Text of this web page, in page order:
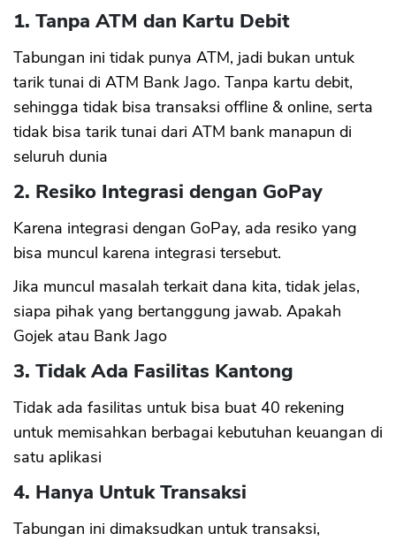
1. Tanpa ATM dan Kartu Debit
Tabungan ini tidak punya ATM, jadi bukan untuk
tarik tunai di ATM Bank Jago. Tanpa kartu debit,
sehingga tidak bisa transaksi offline & online, serta
tidak bisa tarik tunai dari ATM bank manapun di
seluruh dunia
2. Resiko Integrasi dengan GoPay
Karena integrasi dengan GoPay, ada resiko yang
bisa muncul karena integrasi tersebut.
Jika muncul masalah terkait dana kita, tidak jelas,
siapa pihak yang bertanggung jawab. Apakah
Gojek atau Bank Jago
3. Tidak Ada Fasilitas Kantong
Tidak ada fasilitas untuk bisa buat 40 rekening
untuk memisahkan berbagai kebutuhan keuangan di
satu aplikasi
4. Hanya Untuk Transaksi
Tabungan ini dimaksudkan untuk transaksi,